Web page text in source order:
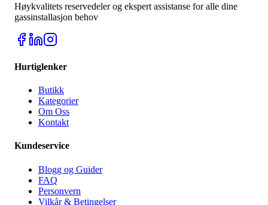
Høykvalitets reservedeler og ekspert assistanse for alle dine
gassinstallasjon behov
Hurtiglenker
Butikk
Kategorier
Om Oss
Kontakt
Kundeservice
Blogg og Guider
FAQ
Personvern
Vilkår & Betingelser